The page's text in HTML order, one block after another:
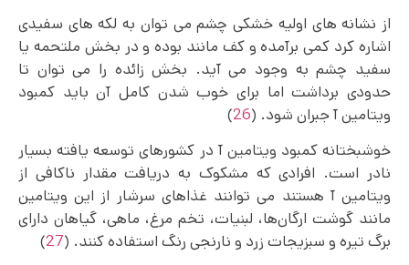
از نشانه های اولیه خشکی چشم می‌ توان به لکه های سفیدی
اشاره کرد کمی برآمده و کف مانند بوده و در بخش ملتحمه یا
سفید چشم به وجود می آید. بخش زائده را می توان تا
حدودی برداشت اما برای خوب شدن کامل آن باید کمبود
ویتامین آ جبران شود. (26
)
خوشبختانه کمبود ویتامین آ در کشورهای توسعه یافته بسیار
نادر است. افرادی که مشکوک به دریافت مقدار ناکافی از
ویتامین آ هستند می‌ توانند غذاهای سرشار از این ویتامین
مانند گوشت ارگان‌ها، لبنیات، تخم‌ مرغ، ماهی، گیاهان دارای
برگ تیره و سبزیجات زرد و نارنجی رنگ استفاده کنند. (27
)